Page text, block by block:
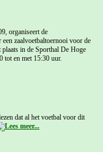
organiseert de
zaalvoetbaltoernooi voor de
in de Sporthal De Hoge
tot en met 15:30 uur.
dat al het voetbal voor dit